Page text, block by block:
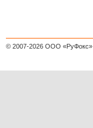
© 2007-2026 ООО «РуФокс»